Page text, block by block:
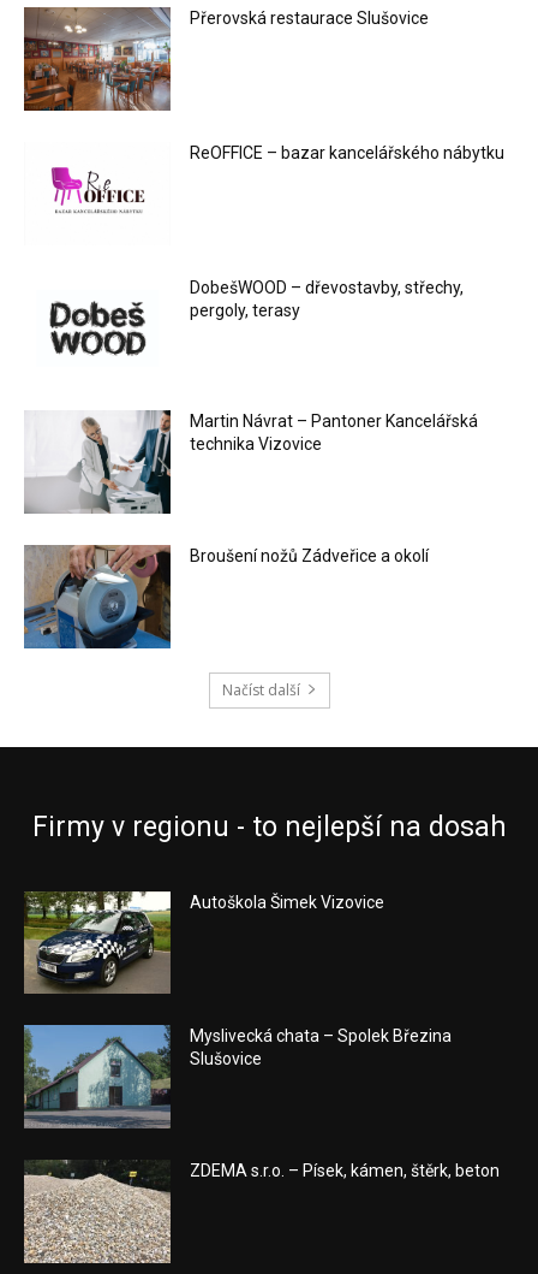
Přerovská restaurace Slušovice
ReOFFICE – bazar kancelářského nábytku
DobešWOOD – dřevostavby, střechy,
pergoly, terasy
Martin Návrat – Pantoner Kancelářská
technika Vizovice
Broušení nožů Zádveřice a okolí
Načíst další
Firmy v regionu - to nejlepší na dosah
Autoškola Šimek Vizovice
Myslivecká chata – Spolek Březina
Slušovice
ZDEMA s.r.o. – Písek, kámen, štěrk, beton